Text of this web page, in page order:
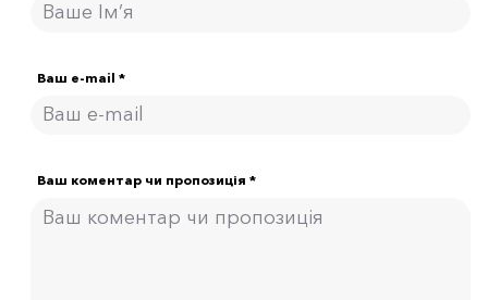
Ваш e-mail *
Ваш коментар чи пропозиція *